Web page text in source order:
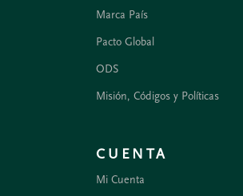
Marca País
Pacto Global
ODS
Misión, Códigos y Políticas
CUENTA
Mi Cuenta